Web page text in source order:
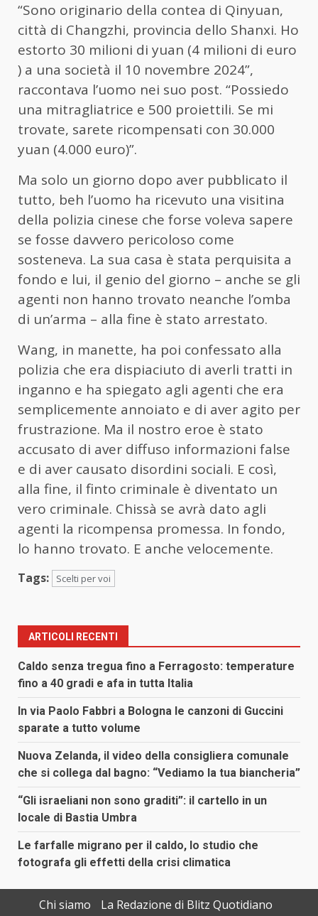
“Sono originario della contea di Qinyuan,
città di Changzhi, provincia dello Shanxi. Ho
estorto 30 milioni di yuan (4 milioni di euro
) a una società il 10 novembre 2024”,
raccontava l’uomo nei suo post. “Possiedo
una mitragliatrice e 500 proiettili. Se mi
trovate, sarete ricompensati con 30.000
yuan (4.000 euro)”.
Ma solo un giorno dopo aver pubblicato il
tutto, beh l’uomo ha ricevuto una visitina
della polizia cinese che forse voleva sapere
se fosse davvero pericoloso come
sosteneva. La sua casa è stata perquisita a
fondo e lui, il genio del giorno – anche se gli
agenti non hanno trovato neanche l’omba
di un’arma – alla fine è stato arrestato.
Wang, in manette, ha poi confessato alla
polizia che era dispiaciuto di averli tratti in
inganno e ha spiegato agli agenti che era
semplicemente annoiato e di aver agito per
frustrazione. Ma il nostro eroe è stato
accusato di aver diffuso informazioni false
e di aver causato disordini sociali. E così,
alla fine, il finto criminale è diventato un
vero criminale. Chissà se avrà dato agli
agenti la ricompensa promessa. In fondo,
lo hanno trovato. E anche velocemente.
Tags: Scelti per voi
ARTICOLI RECENTI
Caldo senza tregua fino a Ferragosto: temperature
fino a 40 gradi e afa in tutta Italia
In via Paolo Fabbri a Bologna le canzoni di Guccini
sparate a tutto volume
Nuova Zelanda, il video della consigliera comunale
che si collega dal bagno: “Vediamo la tua biancheria”
“Gli israeliani non sono graditi”: il cartello in un
locale di Bastia Umbra
Le farfalle migrano per il caldo, lo studio che
fotografa gli effetti della crisi climatica
Chi siamo
La Redazione di Blitz Quotidiano